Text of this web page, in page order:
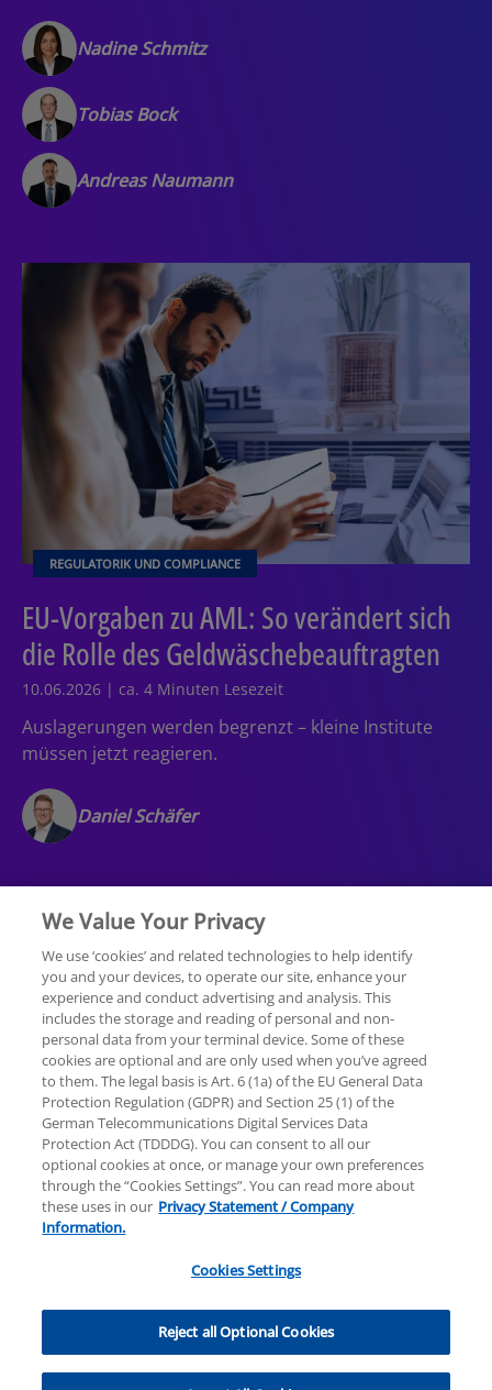
Nadine Schmitz
Tobias Bock
Andreas Naumann
REGULATORIK UND COMPLIANCE
EU-Vorgaben zu AML: So verändert sich
die Rolle des Geldwäschebeauftragten
10.06.2026 | ca. 4 Minuten Lesezeit
Auslagerungen werden begrenzt – kleine Institute
müssen jetzt reagieren.
Daniel Schäfer
Rechtliche Hinweise Datenschutzerklärung
Sitemap Hilfe Unternehmensangaben
© 2025 KPMG AG Wirtschaftsprüfungsgesellschaft,
eine Aktiengesellschaft nach deutschem Recht und
ein Mitglied der globalen KPMG-Organisation
unabhängiger Mitgliedsfirmen, die KPMG
International Limited, einer Private English Company
Limited by Guarantee, angeschlossen sind. Alle Rechte
vorbehalten. Für weitere Einzelheiten über die
Struktur der globalen Organisation von KPMG
We Value Your Privacy
We use ‘cookies’ and related technologies to help identify
you and your devices, to operate our site, enhance your
experience and conduct advertising and analysis. This
includes the storage and reading of personal and non-
personal data from your terminal device. Some of these
cookies are optional and are only used when you’ve agreed
to them. The legal basis is Art. 6 (1a) of the EU General Data
Protection Regulation (GDPR) and Section 25 (1) of the
German Telecommunications Digital Services Data
Protection Act (TDDDG). You can consent to all our
optional cookies at once, or manage your own preferences
through the “Cookies Settings”. You can read more about
these uses in our Privacy Statement / Company
Information.
Cookies Settings
Reject all Optional Cookies